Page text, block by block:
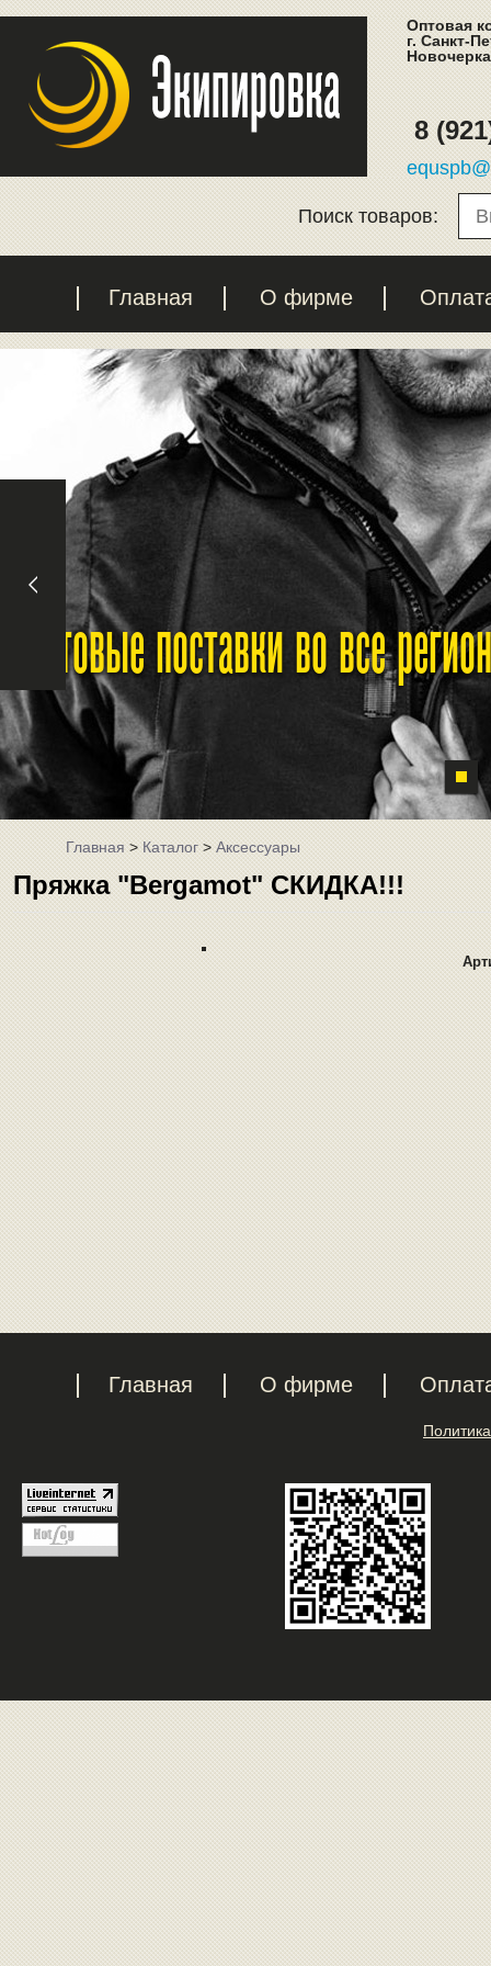
Оптовая
г. Санкт-
8
Поиск товаров:
Главная О фирме
Оптовые поставки во все
Главная>Каталог>Аксессуары
Пряжка "Bergamot" СКИДКА!!!
Главная О фирме